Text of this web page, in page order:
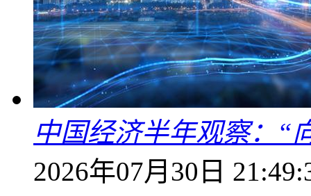
中国经济半年观察：“
2026年07月30日